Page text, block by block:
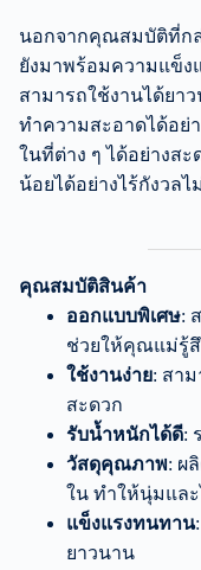
นอกจากคุณสมบัติที่กล่
ยังมาพร้อมความแข็
สามารถใช้งานได้ย
ทำความสะอาดได้อย่
ในที่ต่าง ๆ ได้อย่างส
น้อยได้อย่างไร้กังวล
คุณสมบัติสินค้า
ออกแบบพิเศษ:
ช่วยให้คุณแม่รู้
ใช้งานง่าย: สา
สะดวก
รับน้ำหนักได้ดี:
วัสดุคุณภาพ: ผ
ใน ทำให้นุ่มแล
แข็งแรงทนทาน
ยาวนาน